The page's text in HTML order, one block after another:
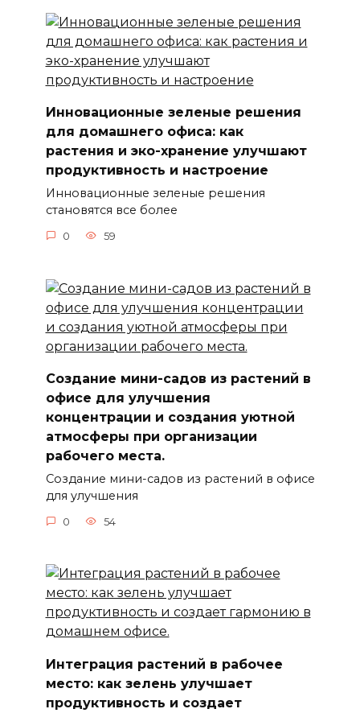
Инновационные зеленые решения
для домашнего офиса: как
растения и эко-хранение улучшают
продуктивность и настроение
Инновационные зеленые решения
становятся все более
0 59
Создание мини-садов из растений в
офисе для улучшения
концентрации и создания уютной
атмосферы при организации
рабочего места.
Создание мини-садов из растений в офисе
для улучшения
0 54
Интеграция растений в рабочее
место: как зелень улучшает
продуктивность и создает